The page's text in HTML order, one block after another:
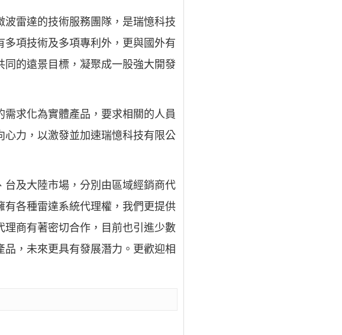
雷達的技術服務團隊，是瑞憶科技
項技術及多項專利外，更與國外有
的遠景目標，凝聚成一股強大開發
求化為實體產品，要求相關的人員
力，以激發並加速瑞憶科技有限公
及大陸市場，分別由區域經銷商代
各種雷達系統代理權，我們更提供
商有著密切合作，目前也引進少數
，未來更具有發展潛力。更歡迎相